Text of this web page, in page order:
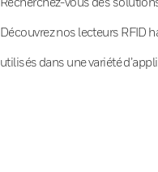
Découvrez nos lecteurs RFID
utilisés dans une variété